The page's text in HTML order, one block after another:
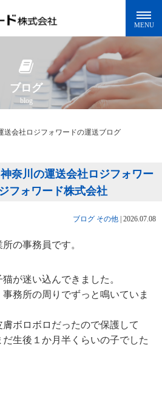
ブログ
blog
送会社ロジフォワードの運送ブログ
神奈川の運送会社ロジフォワー
フォワード株式会社
ブログ その他 2026.07.08
の事務員です。
が迷い込んできました。
務所の周りでずっと鳴いていま
ボロボロだったので保護して
生後１か月半くらいの子でした